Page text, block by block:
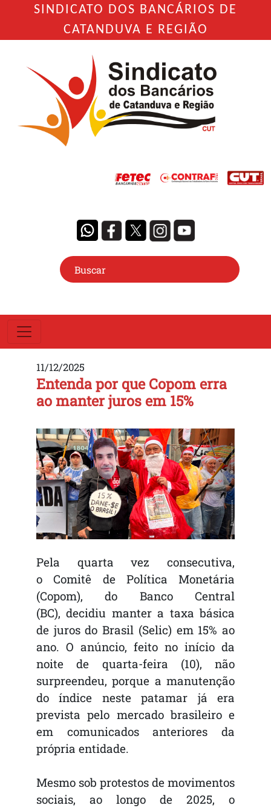
SINDICATO DOS BANCÁRIOS DE
CATANDUVA E REGIÃO
11/12/2025
Entenda por que Copom erra
ao manter juros em 15%
Pela quarta vez consecutiva,
o Comitê de Política Monetária
(Copom), do Banco Central
(BC), decidiu manter a taxa básica
de juros do Brasil (Selic) em 15% ao
ano. O anúncio, feito no início da
noite de quarta-feira (10), não
surpreendeu, porque a manutenção
do índice neste patamar já era
prevista pelo mercado brasileiro e
em comunicados anteriores da
própria entidade.
Mesmo sob protestos de movimentos
sociais, ao longo de 2025, o